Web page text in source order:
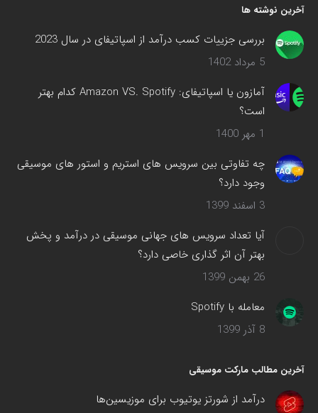
آخرین نوشته ها
بررسی جزییات کسب درآمد از اسپاتیفای در سال 2023
5 مرداد 1402
آمازون یا اسپاتیفای: Amazon VS. Spotify کدام بهتر
است؟
1 مهر 1400
چه تفاوتی بین سرویس های استریم و استور های موسیقی
وجود دارد؟
3 اسفند 1399
آیا تعداد سرویس های جهانی موسیقی در درآمد و پخش
بهتر آن اثر گذاری خاصی دارد؟
26 بهمن 1399
معامله با Spotify
8 آذر 1399
آخرین مطالب مارکت موسیقی
درآمد از شورتز یوتیوب برای موزیسین‌ها